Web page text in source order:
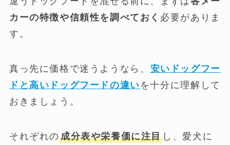
カーの特徴や信頼性を調べておく 必要がありま
す。
真っ先に価格で迷うようなら、 安いドッグフー
ドと高いドッグフードの違い を十分に理解して
おきましょう。
それぞれの成分表や栄養価に注目 し、愛犬に